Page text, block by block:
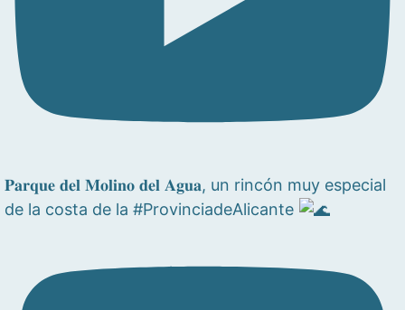
𝐏𝐚𝐫𝐪𝐮𝐞 𝐝𝐞𝐥 𝐌𝐨𝐥𝐢𝐧𝐨 𝐝𝐞𝐥 𝐀𝐠𝐮𝐚, un rincón muy especial
de la costa de la #ProvinciadeAlicante